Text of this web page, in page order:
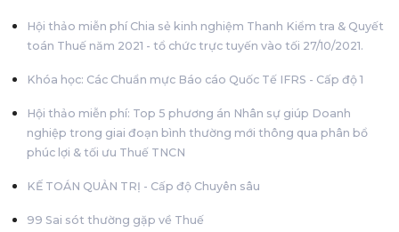
Hội thảo miễn phí Chia sẻ kinh nghiệm Thanh Kiểm tra & Quyết
toán Thuế năm 2021 - tổ chức trực tuyến vào tối 27/10/2021.
Khóa học: Các Chuẩn mực Báo cáo Quốc Tế IFRS - Cấp độ 1
Hội thảo miễn phí: Top 5 phương án Nhân sự giúp Doanh
nghiệp trong giai đoạn bình thường mới thông qua phân bổ
phúc lợi & tối ưu Thuế TNCN
KẾ TOÁN QUẢN TRỊ - Cấp độ Chuyên sâu
99 Sai sót thường gặp về Thuế